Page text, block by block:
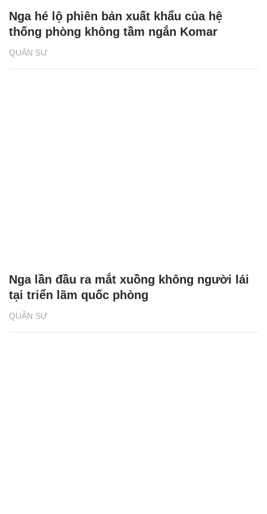
QUÂN SỰ
Nga hé lộ phiên bản xuất khẩu của hệ
thống phòng không tầm ngắn Komar
QUÂN SỰ
Nga lần đầu ra mắt xuồng không người lái
tại triển lãm quốc phòng